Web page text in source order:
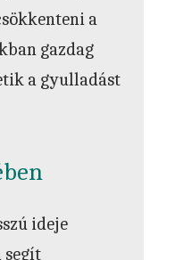
a
gazdag
a gyulladást
ideje
segít